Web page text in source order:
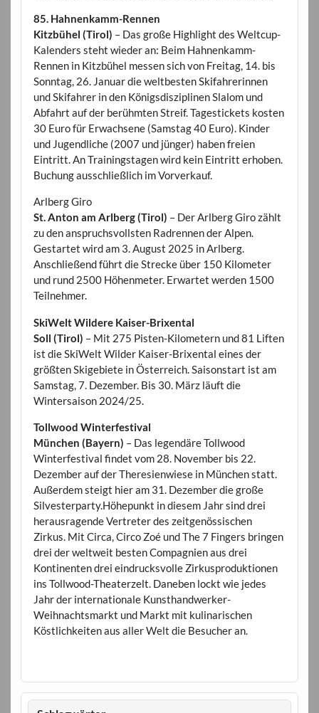
85. Hahnenkamm-Rennen
Kitzbühel (Tirol) – Das große Highlight des Weltcup-
Kalenders steht wieder an: Beim Hahnenkamm-
Rennen in Kitzbühel messen sich von Freitag, 14. bis
Sonntag, 26. Januar die weltbesten Skifahrerinnen
und Skifahrer in den Königsdisziplinen Slalom und
Abfahrt auf der berühmten Streif. Tagestickets kosten
30 Euro für Erwachsene (Samstag 40 Euro). Kinder
und Jugendliche (2007 und jünger) haben freien
Eintritt. An Trainingstagen wird kein Eintritt erhoben.
Buchung ausschließlich im Vorverkauf.
Arlberg Giro
St. Anton am Arlberg (Tirol) – Der Arlberg Giro zählt
zu den anspruchsvollsten Radrennen der Alpen.
Gestartet wird am 3. August 2025 in Arlberg.
Anschließend führt die Strecke über 150 Kilometer
und rund 2500 Höhenmeter. Erwartet werden 1500
Teilnehmer.
SkiWelt Wildere Kaiser-Brixental
Soll (Tirol) – Mit 275 Pisten-Kilometern und 81 Liften
ist die SkiWelt Wilder Kaiser-Brixental eines der
größten Skigebiete in Österreich. Saisonstart ist am
Samstag, 7. Dezember. Bis 30. März läuft die
Wintersaison 2024/25.
Tollwood Winterfestival
München (Bayern) – Das legendäre Tollwood
Winterfestival findet vom 28. November bis 22.
Dezember auf der Theresienwiese in München statt.
Außerdem steigt hier am 31. Dezember die große
Silvesterparty.Höhepunkt in diesem Jahr sind drei
herausragende Vertreter des zeitgenössischen
Zirkus. Mit Circa, Circo Zoé und The 7 Fingers bringen
drei der weltweit besten Compagnien aus drei
Kontinenten drei eindrucksvolle Zirkusproduktionen
ins Tollwood-Theaterzelt. Daneben lockt wie jedes
Jahr der internationale Kunsthandwerker-
Weihnachtsmarkt und Markt mit kulinarischen
Köstlichkeiten aus aller Welt die Besucher an.